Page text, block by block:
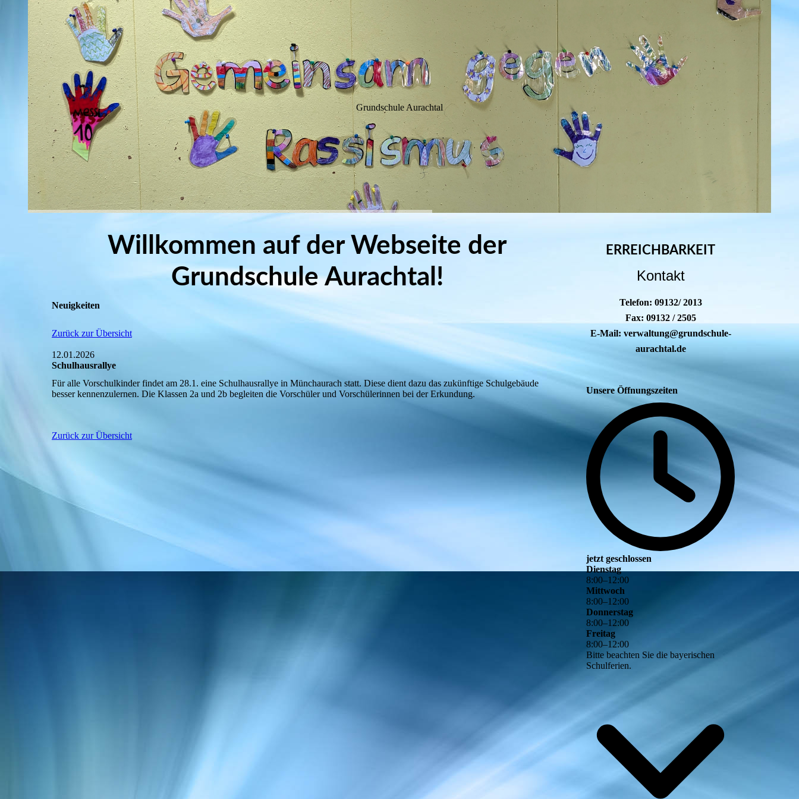
WIM
Grundschule Aurachtal
Willkommen auf der Webseite der
Grundschule Aurachtal!
Neuigkeiten
Zurück zur Übersicht
12.01.2026
Schulhausrallye
Für alle Vorschulkinder findet am 28.1. eine Schulhausrallye in Münchaurach statt. Diese dient dazu das zukünftige Schulgebäude
besser kennenzulernen. Die Klassen 2a und 2b begleiten die Vorschüler und Vorschülerinnen bei der Erkundung.
Zurück zur Übersicht
ERREICHBARKEIT
Kontakt
Telefon: 09132/ 2013
Fax: 09132 / 2505
E-Mail: verwaltung@grundschule-
aurachtal.de
Unsere Öffnungszeiten
jetzt geschlossen
Dienstag
8:00–12:00
Mittwoch
8:00–12:00
Donnerstag
8:00–12:00
Freitag
8:00–12:00
Bitte beachten Sie die bayerischen
Schulferien.